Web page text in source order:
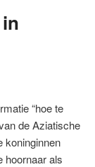
“hoe te
de Aziatische
koninginnen
hoornaar als